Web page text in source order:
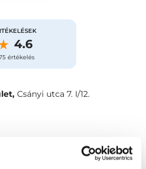
4.6
értékelés
Csányi utca 7. I/12.
Vélemények